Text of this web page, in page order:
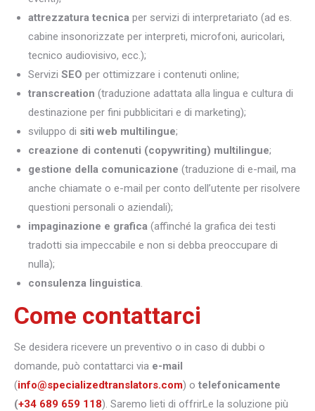
attrezzatura tecnica per servizi di interpretariato (ad es.
cabine insonorizzate per interpreti, microfoni, auricolari,
tecnico audiovisivo, ecc.);
Servizi SEO per ottimizzare i contenuti online;
transcreation (traduzione adattata alla lingua e cultura di
destinazione per fini pubblicitari e di marketing);
sviluppo di siti web multilingue;
creazione di contenuti (copywriting) multilingue;
gestione della comunicazione (traduzione di e-mail, ma
anche chiamate o e-mail per conto dell’utente per risolvere
questioni personali o aziendali);
impaginazione e grafica (affinché la grafica dei testi
tradotti sia impeccabile e non si debba preoccupare di
nulla);
consulenza linguistica.
Come contattarci
Se desidera ricevere un preventivo o in caso di dubbi o
domande, può contattarci via e-mail
(info@specializedtranslators.com) o telefonicamente
(+34 689 659 118). Saremo lieti di offrirLe la soluzione più